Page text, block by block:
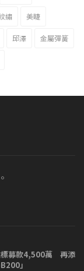
繡 美睫
邱澤 金屬彈簧
標募款4,500萬 再添
」